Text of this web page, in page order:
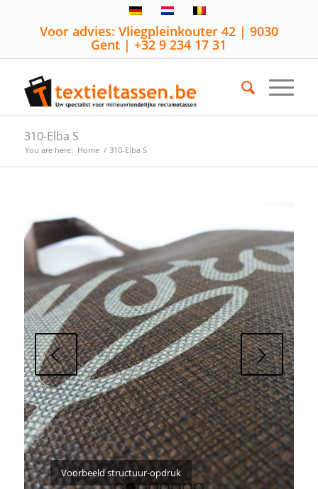
Voor advies: Vliegpleinkouter 42 | 9030
Gent | +32 9 234 17 31
310-Elba S
You are here: Home / 310-Elba S
Voorbeeld structuur-opdruk
Next